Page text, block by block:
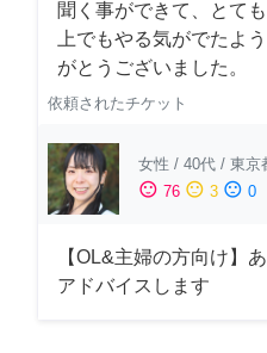
聞く事ができて、とて
上でもやる気がでたよ
がとうございました。
依頼されたチケット
女性 / 40代 / 東京
sentiment_satisfied 76 sentiment_neutral 3 sentiment_dissatisfied 0
【OL&主婦の方向け】
アドバイスします